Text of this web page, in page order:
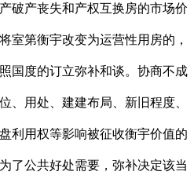
破产丧失和产权互换房的市场价
室第衡宇改变为运营性用房的，
国度的订立弥补和谈。协商不成
、用处、建建布局、新旧程度、
利用权等影响被征收衡宇价值的
了公共好处需要，弥补决定该当